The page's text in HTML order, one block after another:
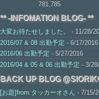
781,785
** -INFOMATION BLOG- **
大変お待たせしました。
- 11/28/
2016/07 & 08 出勤予定 - 6/17/2016
2016/06 出勤予定 - 5/27/2016
2016/04 & 05 & 06 出勤予定 - 3/
BACK UP BLOG
[お題]from:タッカーオさん - 7/15/